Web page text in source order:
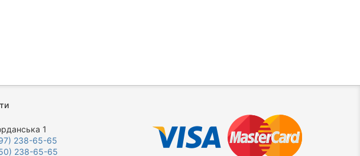
1
238-65-65
238-65-65